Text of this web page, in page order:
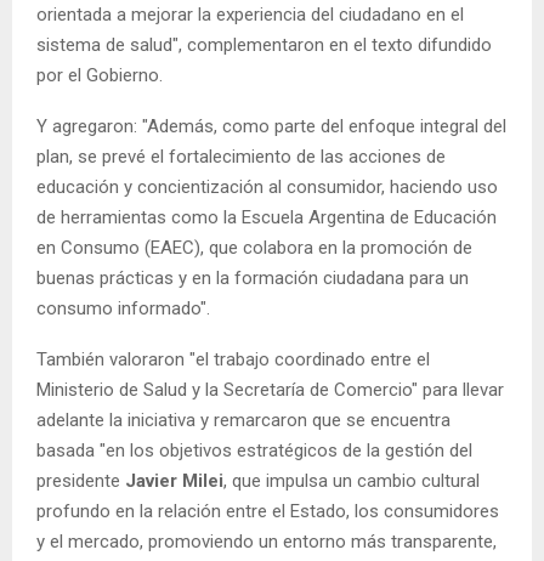
orientada a mejorar la experiencia del ciudadano en el
sistema de salud", complementaron en el texto difundido
por el Gobierno.
Y agregaron: "Además, como parte del enfoque integral del
plan, se prevé el fortalecimiento de las acciones de
educación y concientización al consumidor, haciendo uso
de herramientas como la Escuela Argentina de Educación
en Consumo (EAEC), que colabora en la promoción de
buenas prácticas y en la formación ciudadana para un
consumo informado".
También valoraron "el trabajo coordinado entre el
Ministerio de Salud y la Secretaría de Comercio" para llevar
adelante la iniciativa y remarcaron que se encuentra
basada "en los objetivos estratégicos de la gestión del
presidente Javier Milei, que impulsa un cambio cultural
profundo en la relación entre el Estado, los consumidores
y el mercado, promoviendo un entorno más transparente,